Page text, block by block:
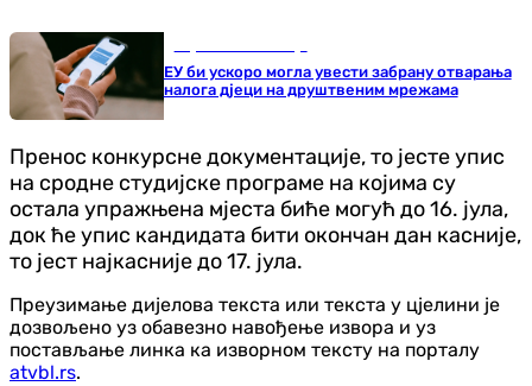
ЕУ би ускоро могла увести забрану отварања
налога дјеци на друштвеним мрежама
Пренос конкурсне документације, то јесте упис
на сродне студијске програме на којима су
остала упражњена мјеста биће могућ до 16. јула,
док ће упис кандидата бити окончан дан касније,
то јест најкасније до 17. јула.
Преузимање дијелова текста или текста у цјелини је
дозвољено уз обавезно навођење извора и уз
постављање линка ка изворном тексту на порталу
atvbl.rs.